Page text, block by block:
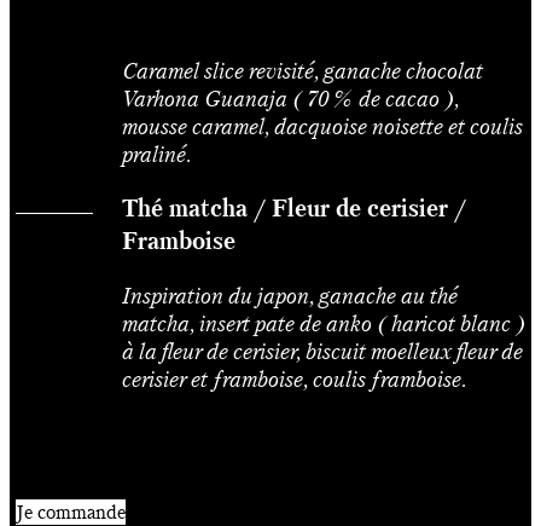
Caramel slice revisité, ganache chocolat
Varhona Guanaja ( 70 % de cacao ),
mousse caramel, dacquoise noisette et coulis
praliné.
Thé matcha / Fleur de cerisier /
Framboise
Inspiration du japon, ganache au thé
matcha, insert pate de anko ( haricot blanc )
à la fleur de cerisier, biscuit moelleux fleur de
cerisier et framboise, coulis framboise.
Je commande